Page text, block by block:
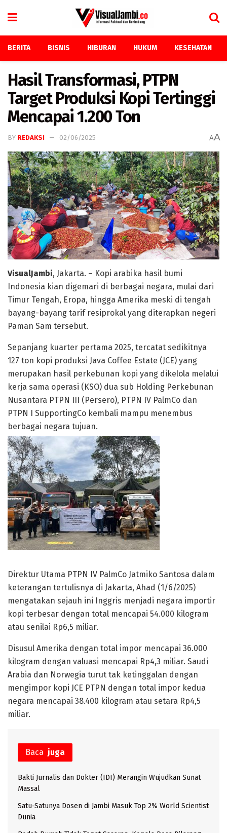
BERITA BISNIS HIBURAN HUKUM KESEHATAN
Hasil Transformasi, PTPN
Target Produksi Kopi Tertinggi
Mencapai 1.200 Ton
BY REDAKSI 02/06/2025 AA
VisualJambi, Jakarta. – Kopi arabika hasil bumi
Indonesia kian digemari di berbagai negara, mulai dari
Timur Tengah, Eropa, hingga Amerika meski di tengah
bayang-bayang tarif resiprokal yang diterapkan negeri
Paman Sam tersebut.
Sepanjang kuarter pertama 2025, tercatat sedikitnya
127 ton kopi produksi Java Coffee Estate (JCE) yang
merupakan hasil perkebunan kopi yang dikelola melalui
kerja sama operasi (KSO) dua sub Holding Perkebunan
Nusantara PTPN III (Persero), PTPN IV PalmCo dan
PTPN I SupportingCo kembali mampu menembus
berbagai negara tujuan.
Direktur Utama PTPN IV PalmCo Jatmiko Santosa dalam
keterangan tertulisnya di Jakarta, Ahad (1/6/2025)
mengatakan sejauh ini Inggris menjadi negara importir
kopi terbesar dengan total mencapai 54.000 kilogram
atau senilai Rp6,5 miliar.
Disusul Amerika dengan total impor mencapai 36.000
kilogram dengan valuasi mencapai Rp4,3 miliar. Saudi
Arabia dan Norwegia turut tak ketinggalan dengan
mengimpor kopi JCE PTPN dengan total impor kedua
negara mencapai 38.400 kilogram atau setara Rp4,5
miliar.
Baca juga
Bakti Jurnalis dan Dokter (IDI) Merangin Wujudkan Sunat
Massal
Satu-Satunya Dosen di Jambi Masuk Top 2% World Scientist
Dunia